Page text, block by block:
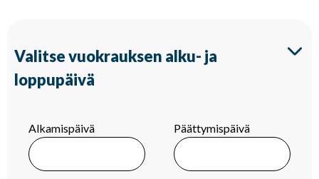
Valitse vuokrauksen alku- ja
loppupäivä
Alkamispäivä Päättymispäivä